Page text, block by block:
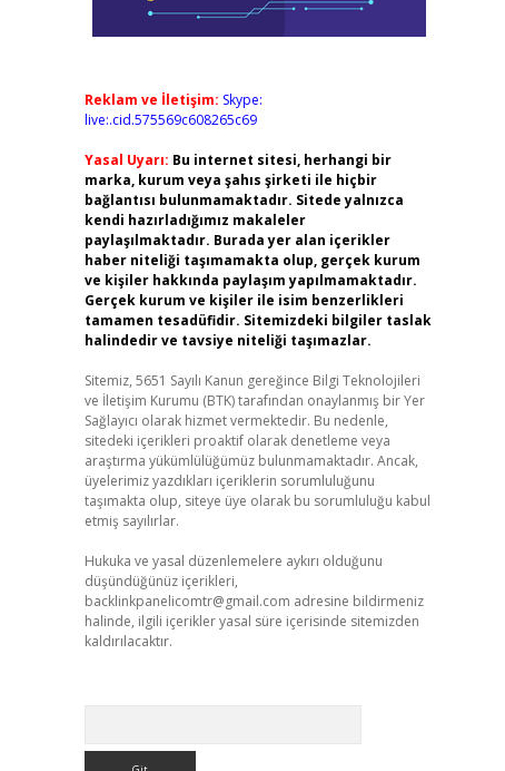
Reklam ve İletişim: Skype:
live:.cid.575569c608265c69
Yasal Uyarı: Bu internet sitesi, herhangi bir
marka, kurum veya şahıs şirketi ile hiçbir
bağlantısı bulunmamaktadır. Sitede yalnızca
kendi hazırladığımız makaleler
paylaşılmaktadır. Burada yer alan içerikler
haber niteliği taşımamakta olup, gerçek kurum
ve kişiler hakkında paylaşım yapılmamaktadır.
Gerçek kurum ve kişiler ile isim benzerlikleri
tamamen tesadüfidir. Sitemizdeki bilgiler taslak
halindedir ve tavsiye niteliği taşımazlar.
Sitemiz, 5651 Sayılı Kanun gereğince Bilgi Teknolojileri
ve İletişim Kurumu (BTK) tarafından onaylanmış bir Yer
Sağlayıcı olarak hizmet vermektedir. Bu nedenle,
sitedeki içerikleri proaktif olarak denetleme veya
araştırma yükümlülüğümüz bulunmamaktadır. Ancak,
üyelerimiz yazdıkları içeriklerin sorumluluğunu
taşımakta olup, siteye üye olarak bu sorumluluğu kabul
etmiş sayılırlar.
Hukuka ve yasal düzenlemelere aykırı olduğunu
düşündüğünüz içerikleri,
backlinkpanelicomtr@gmail.com adresine bildirmeniz
halinde, ilgili içerikler yasal süre içerisinde sitemizden
kaldırılacaktır.